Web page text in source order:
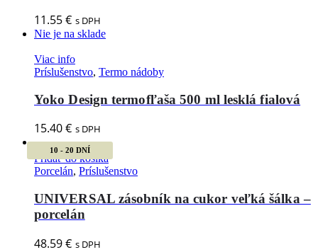
11.55€ s DPH
Nie je na sklade
Viac info
Príslušenstvo, Termo nádoby
Yoko Design termofľaša 500 ml lesklá fialová
15.40€ s DPH
10 - 20 DNÍ
Pridať do košíka
Porcelán, Príslušenstvo
UNIVERSAL zásobník na cukor veľká šálka –
porcelán
48.59€ s DPH